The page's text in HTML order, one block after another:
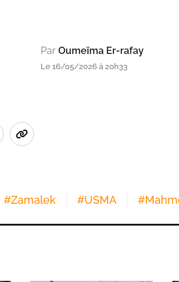
Par Oumeïma Er-rafay
Le 16/05/2026 à 20h33
#Zamalek #USMA #